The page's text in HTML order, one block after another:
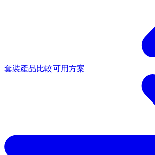
套裝產品比較可用方案